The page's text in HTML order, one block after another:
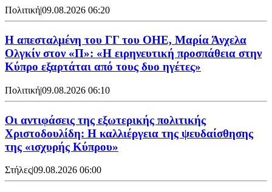
Πολιτική|09.08.2026 06:20
Η απεσταλμένη του ΓΓ του ΟΗΕ, Μαρία Άνχελα
Ολγκίν στον «Π»: «Η ειρηνευτική προσπάθεια στην
Κύπρο εξαρτάται από τους δυο ηγέτες»
Πολιτική|09.08.2026 06:10
Οι αντιφάσεις της εξωτερικής πολιτικής
Χριστοδουλίδη: Η καλλιέργεια της ψευδαίσθησης
της «ισχυρής Κύπρου»
Στήλες|09.08.2026 06:00